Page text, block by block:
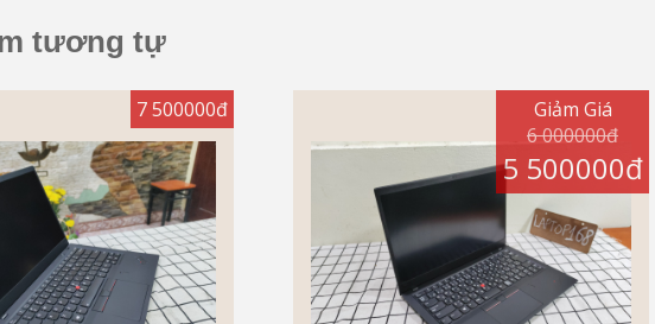
tương tự
7 500000đ
Giảm Giá
6 000000đ
5 500000đ